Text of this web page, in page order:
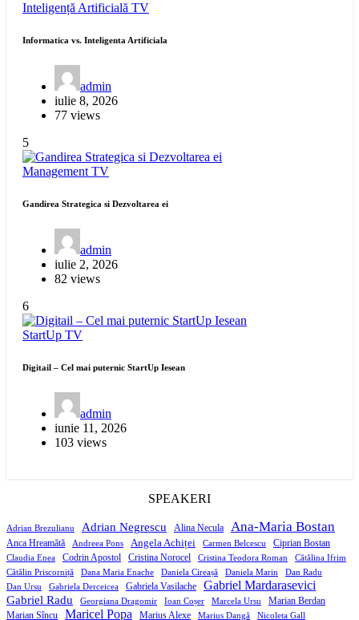
Inteligență Artificială TV
Informatica vs. Inteligenta Artificiala
admin
iulie 8, 2026
77 views
5
Management TV
Gandirea Strategica si Dezvoltarea ei
admin
iulie 2, 2026
82 views
6
StartUp TV
Digitail – Cel mai puternic StartUp Iesean
admin
iunie 11, 2026
103 views
SPEAKERI
Adrian Brezulianu Adrian Negrescu Alina Necula Ana-Maria Bostan
Anca Hreamătă Andreea Pons Angela Achiței Carmen Belcescu Ciprian Bostan
Claudia Enea Codrin Apostol Cristina Norocel Cristina Teodora Roman
Cătălina Ifrim
Cătălin Priscorniță
Dana Maria Enache Daniela Cireașă Daniela Marin
Dan Radu
Dan Ursu
Gabriela Derceicea Gabriela Vasilache Gabriel Mardarasevici
Gabriel Radu Georgiana Dragomir Ioan Coșer Marcela Ursu
Marian Berdan
Marian Sîncu
Maricel Popa Marius Alexe Marius Dangă Nicoleta Gall